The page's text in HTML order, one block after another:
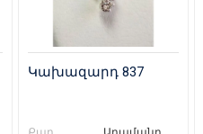
Կախազարդ 837